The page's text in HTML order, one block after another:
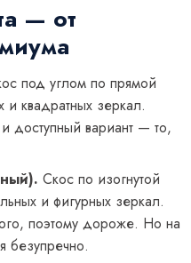
— от
под углом по прямой
квадратных зеркал.
доступный вариант — то,
Скос по изогнутой
и фигурных зеркал.
поэтому дороже. Но на
безупречно.